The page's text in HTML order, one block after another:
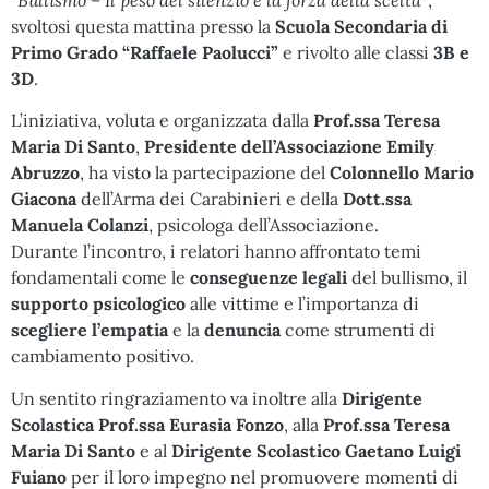
svoltosi questa mattina presso la Scuola Secondaria di
Primo Grado “Raffaele Paolucci” e rivolto alle classi 3B e
3D.
L’iniziativa, voluta e organizzata dalla Prof.ssa Teresa
Maria Di Santo, Presidente dell’Associazione Emily
Abruzzo, ha visto la partecipazione del Colonnello Mario
Giaconadell’Arma dei Carabinieri e della Dott.ssa
Manuela Colanzi, psicologa dell’Associazione.
Durante l’incontro, i relatori hanno affrontato temi
fondamentali come le conseguenze legali del bullismo, il
supporto psicologico alle vittime e l’importanza di
scegliere l’empatiae la denunciacome strumenti di
cambiamento positivo.
Un sentito ringraziamento va inoltre alla Dirigente
Scolastica Prof.ssa Eurasia Fonzo, alla Prof.ssa Teresa
Maria Di Santo e al Dirigente Scolastico Gaetano Luigi
Fuiano per il loro impegno nel promuovere momenti di